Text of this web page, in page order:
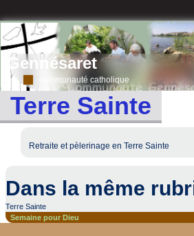
Gennésaret
communauté catholique
Terre Sainte
Retraite et pèlerinage en Terre Sainte
Dans la même
Terre Sainte
Semaine pour Dieu